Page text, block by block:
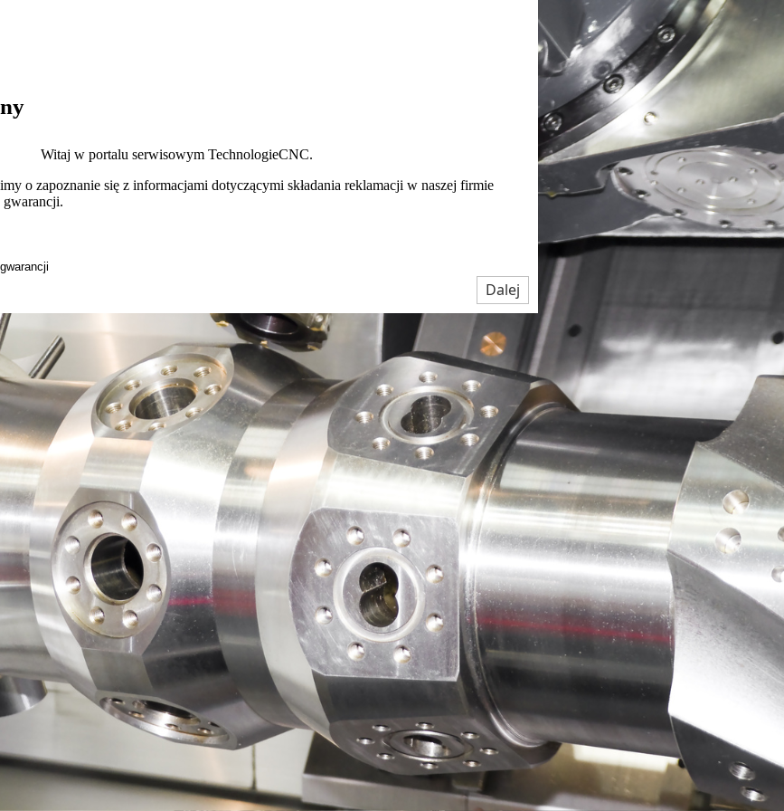
Witaj w portalu serwisowym TechnologieCNC.
o zapoznanie się z informacjami dotyczącymi składania reklamacji w naszej firmie
Dalej